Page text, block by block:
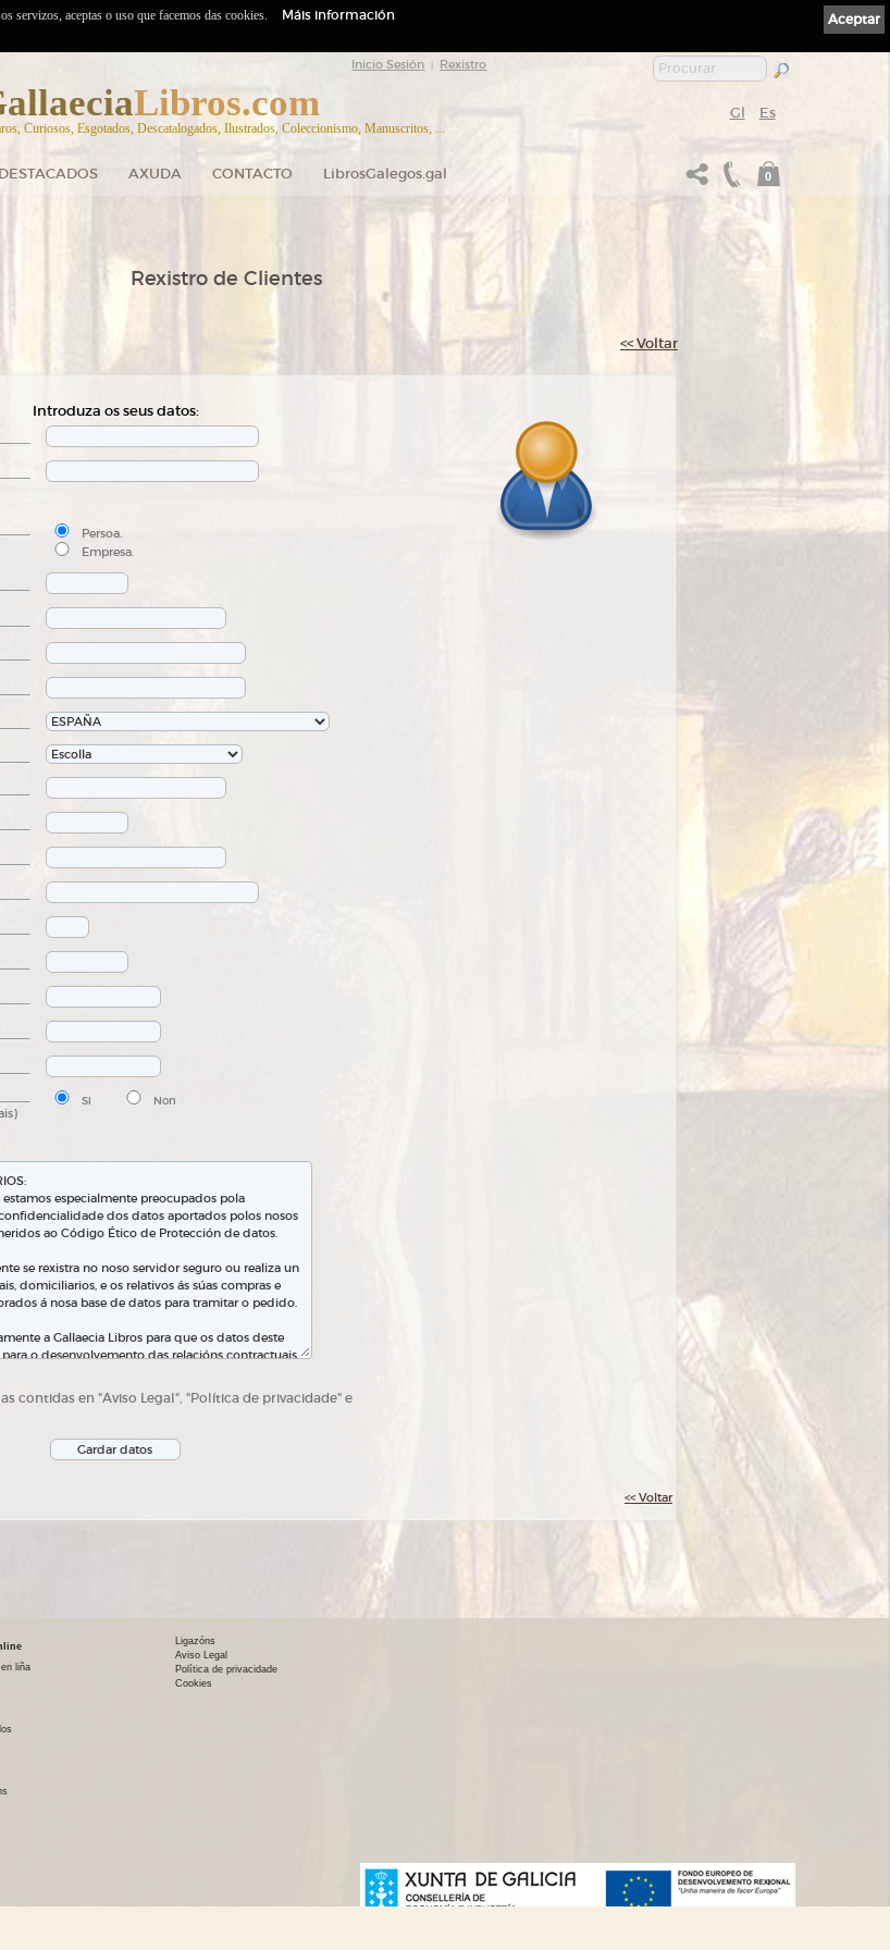
Inicio Sesión Rexistro
Libros.com
Curiosos, Esgotados, Descatalogados, Ilustrados, Coleccionismo, Manuscritos, ...
Gl Es
DESTACADOS AXUDA CONTACTO LibrosGalegos.gal 0
Rexistro de Clientes
<< Voltar
Introduza os seus datos:
Persoa.
Empresa.
Si Non
contidas en "Aviso Legal", "Política de privacidade" e
<< Voltar
liña
Ligazóns
Aviso Legal
Política de privacidade
Cookies
Aceptar
servizos, aceptas o uso que facemos das cookies. Máis información